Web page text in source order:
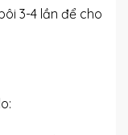
3-4 lần để cho